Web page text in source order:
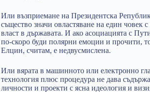
Или възприемане на Президентска
същество значи овластяване на един човек с
власт в държавата. И ако асоциацията с
по-скоро буди полярни емоции и прочити,
Елцин, считам, е недвусмислена.
Или вярата в машинното или електронно
технология плюс процедура не дава
личности и проекти с ясна идеология и